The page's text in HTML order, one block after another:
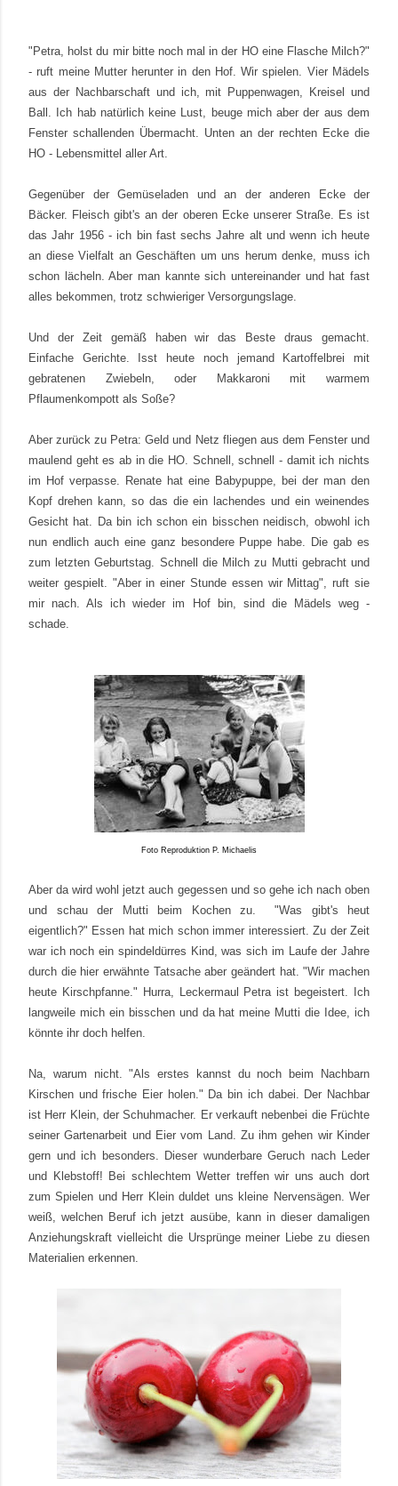
"Petra, holst du mir bitte noch mal in der HO eine Flasche Milch?"
- ruft meine Mutter herunter in den Hof. Wir spielen. Vier Mädels
aus der Nachbarschaft und ich, mit Puppenwagen, Kreisel und
Ball. Ich hab natürlich keine Lust, beuge mich aber der aus dem
Fenster schallenden Übermacht. Unten an der rechten Ecke die
HO - Lebensmittel aller Art.
Gegenüber der Gemüseladen und an der anderen Ecke der
Bäcker. Fleisch gibt's an der oberen Ecke unserer Straße. Es ist
das Jahr 1956 - ich bin fast sechs Jahre alt und wenn ich heute
an diese Vielfalt an Geschäften um uns herum denke, muss ich
schon lächeln. Aber man kannte sich untereinander und hat fast
alles bekommen, trotz schwieriger Versorgungslage.
Und der Zeit gemäß haben wir das Beste draus gemacht.
Einfache Gerichte. Isst heute noch jemand Kartoffelbrei mit
gebratenen Zwiebeln, oder Makkaroni mit warmem
Pflaumenkompott als Soße?
Aber zurück zu Petra: Geld und Netz fliegen aus dem Fenster und
maulend geht es ab in die HO. Schnell, schnell - damit ich nichts
im Hof verpasse. Renate hat eine Babypuppe, bei der man den
Kopf drehen kann, so das die ein lachendes und ein weinendes
Gesicht hat. Da bin ich schon ein bisschen neidisch, obwohl ich
nun endlich auch eine ganz besondere Puppe habe. Die gab es
zum letzten Geburtstag. Schnell die Milch zu Mutti gebracht und
weiter gespielt. "Aber in einer Stunde essen wir Mittag", ruft sie
mir nach. Als ich wieder im Hof bin, sind die Mädels weg -
schade.
Foto Reproduktion P. Michaelis
Aber da wird wohl jetzt auch gegessen und so gehe ich nach oben
und schau der Mutti beim Kochen zu. "Was gibt's heut
eigentlich?" Essen hat mich schon immer interessiert. Zu der Zeit
war ich noch ein spindeldürres Kind, was sich im Laufe der Jahre
durch die hier erwähnte Tatsache aber geändert hat. "Wir machen
heute Kirschpfanne." Hurra, Leckermaul Petra ist begeistert. Ich
langweile mich ein bisschen und da hat meine Mutti die Idee, ich
könnte ihr doch helfen.
Na, warum nicht. "Als erstes kannst du noch beim Nachbarn
Kirschen und frische Eier holen." Da bin ich dabei. Der Nachbar
ist Herr Klein, der Schuhmacher. Er verkauft nebenbei die Früchte
seiner Gartenarbeit und Eier vom Land. Zu ihm gehen wir Kinder
gern und ich besonders. Dieser wunderbare Geruch nach Leder
und Klebstoff! Bei schlechtem Wetter treffen wir uns auch dort
zum Spielen und Herr Klein duldet uns kleine Nervensägen. Wer
weiß, welchen Beruf ich jetzt ausübe, kann in dieser damaligen
Anziehungskraft vielleicht die Ursprünge meiner Liebe zu diesen
Materialien erkennen.